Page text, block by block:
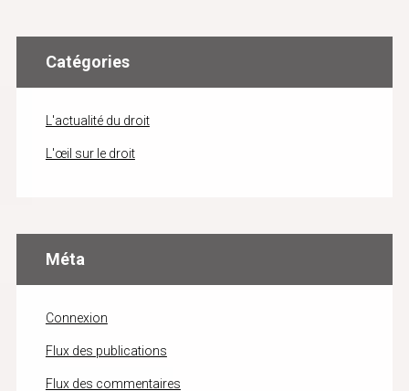
Catégories
L'actualité du droit
L'œil sur le droit
Méta
Connexion
Flux des publications
Flux des commentaires